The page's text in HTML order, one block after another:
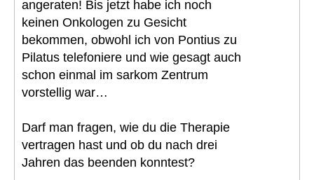
angeraten! Bis jetzt habe ich noch
keinen Onkologen zu Gesicht
bekommen, obwohl ich von Pontius zu
Pilatus telefoniere und wie gesagt auch
schon einmal im sarkom Zentrum
vorstellig war…
Darf man fragen, wie du die Therapie
vertragen hast und ob du nach drei
Jahren das beenden konntest?